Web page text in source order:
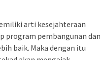
arti kesejahteraan
program pembangunan dan
baik. Maka dengan itu